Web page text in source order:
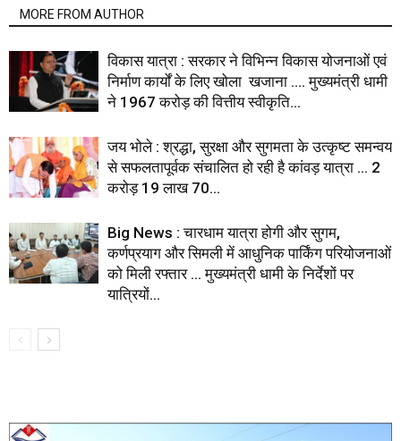
MORE FROM AUTHOR
विकास यात्रा : सरकार ने विभिन्न विकास योजनाओं एवं
निर्माण कार्यों के लिए खोला खजाना …. मुख्यमंत्री धामी
ने ₹1967 करोड़ की वित्तीय स्वीकृति...
जय भोले : श्रद्धा, सुरक्षा और सुगमता के उत्कृष्ट समन्वय
से सफलतापूर्वक संचालित हो रही है कांवड़ यात्रा … 2
करोड़ 19 लाख 70...
Big News : चारधाम यात्रा होगी और सुगम,
कर्णप्रयाग और सिमली में आधुनिक पार्किंग परियोजनाओं
को मिली रफ्तार … मुख्यमंत्री धामी के निर्देशों पर
यात्रियों...